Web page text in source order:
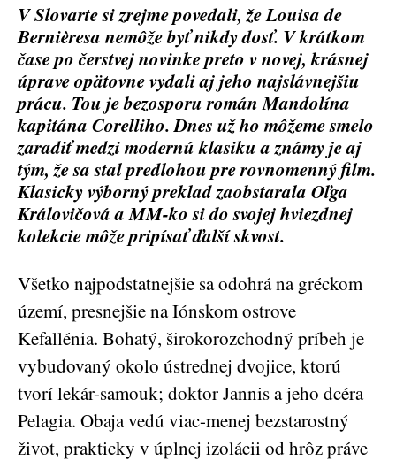
V Slovarte si zrejme povedali, že Louisa de
Bernièresa nemôže byť nikdy dosť. V krátkom
čase po čerstvej novinke preto v novej, krásnej
úprave opätovne vydali aj jeho najslávnejšiu
prácu. Tou je bezosporu román Mandolína
kapitána Corelliho. Dnes už ho môžeme smelo
zaradiť medzi modernú klasiku a známy je aj
tým, že sa stal predlohou pre rovnomenný film.
Klasicky výborný preklad zaobstarala Oľga
Královičová a MM-ko si do svojej hviezdnej
kolekcie môže pripísať ďalší skvost.
Všetko najpodstatnejšie sa odohrá na gréckom
území, presnejšie na Iónskom ostrove
Kefallénia. Bohatý, širokorozchodný príbeh je
vybudovaný okolo ústrednej dvojice, ktorú
tvorí lekár-samouk; doktor Jannis a jeho dcéra
Pelagia. Obaja vedú viac-menej bezstarostný
život, prakticky v úplnej izolácii od hrôz práve